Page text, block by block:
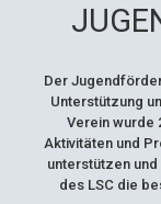
Der
Unterstützung
Verein wurde
Aktivitäten und
unterstützen
des LSC die